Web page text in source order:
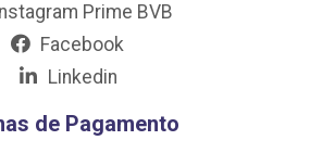
Prime BVB
Facebook
Linkedin
de Pagamento